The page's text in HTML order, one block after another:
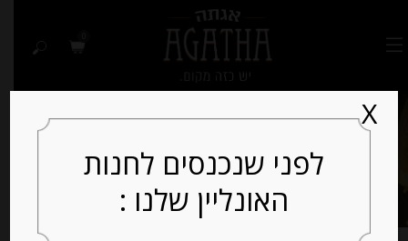
לפני שנכנסים לחנות
האונליין שלנו :
X